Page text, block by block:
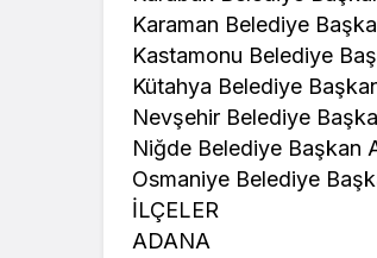
Karaman Belediye
Kastamonu Belediye
Kütahya Belediye
Nevşehir Belediye
Niğde Belediye Başkan
Osmaniye Belediye
İLÇELER
ADANA